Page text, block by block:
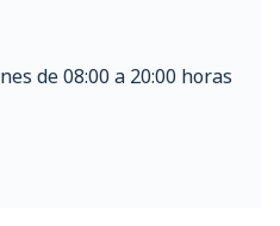
de 08:00 a 20:00 horas